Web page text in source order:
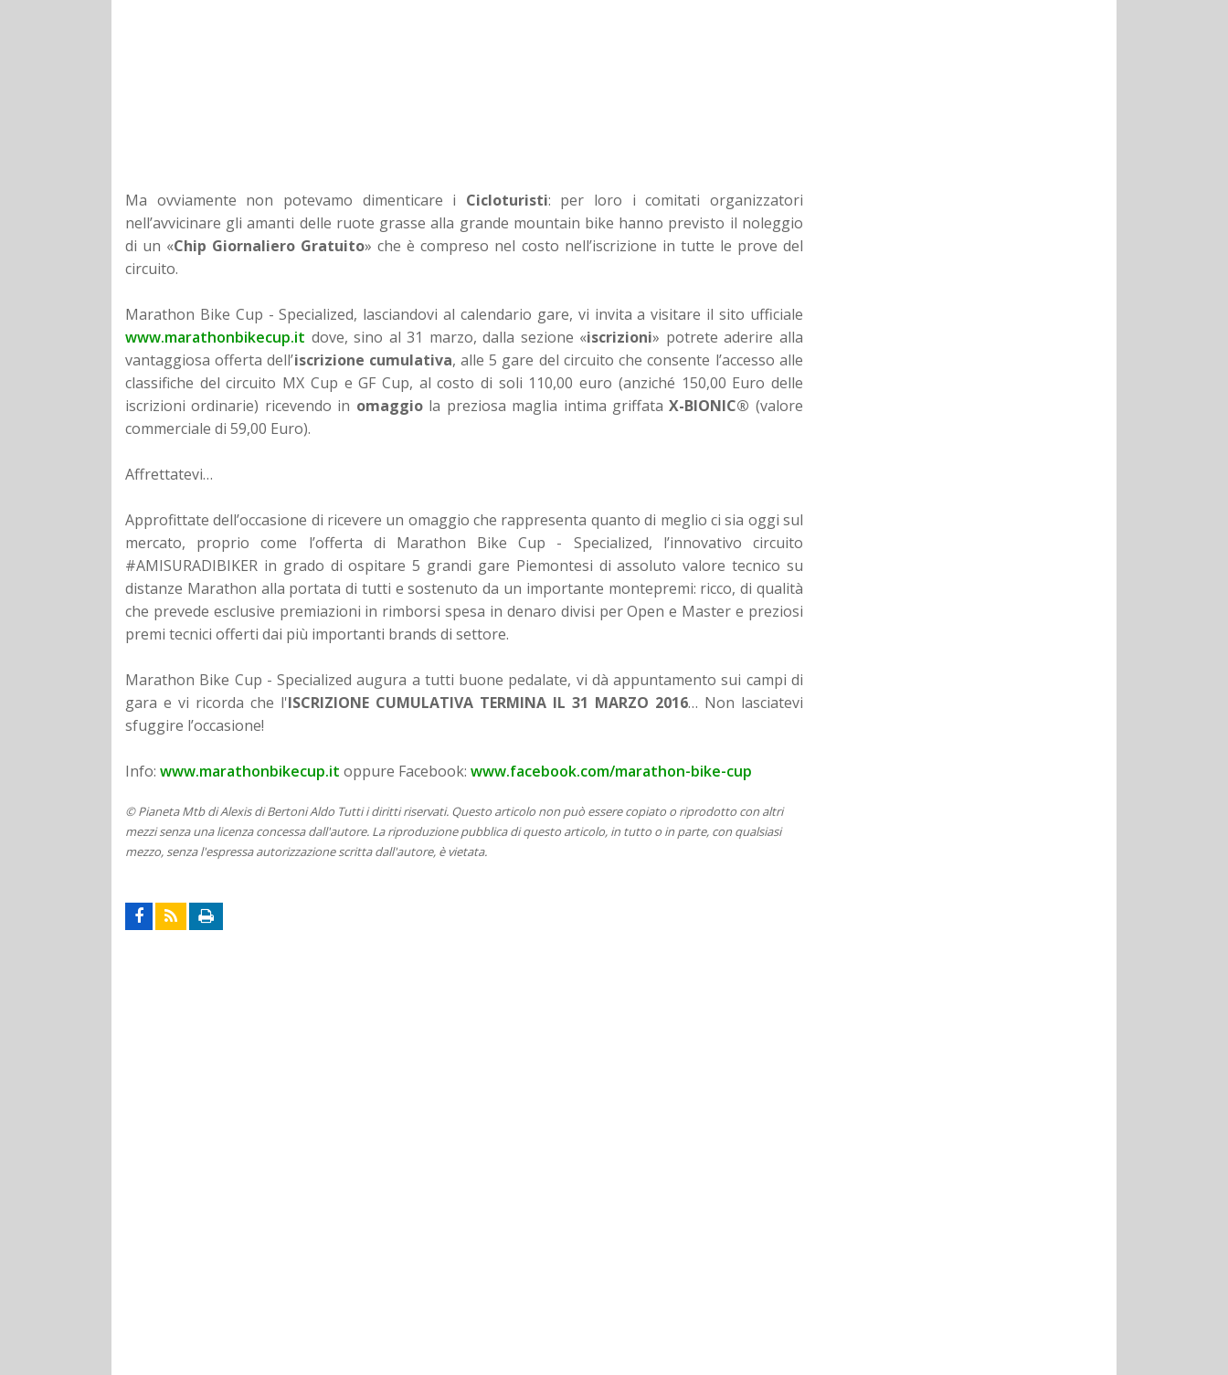
Ma ovviamente non potevamo dimenticare i Cicloturisti: per loro i comitati organizzatori
nell’avvicinare gli amanti delle ruote grasse alla grande mountain bike hanno previsto il noleggio
di un «Chip Giornaliero Gratuito» che è compreso nel costo nell’iscrizione in tutte le prove del
circuito.
Marathon Bike Cup - Specialized, lasciandovi al calendario gare, vi invita a visitare il sito ufficiale
www.marathonbikecup.it dove, sino al 31 marzo, dalla sezione «iscrizioni» potrete aderire alla
vantaggiosa offerta dell’iscrizione cumulativa, alle 5 gare del circuito che consente l’accesso alle
classifiche del circuito MX Cup e GF Cup, al costo di soli 110,00 euro (anziché 150,00 Euro delle
iscrizioni ordinarie) ricevendo in omaggiola preziosa maglia intima griffataX-BIONIC® (valore
commerciale di 59,00 Euro).
Affrettatevi…
Approfittate dell’occasione di ricevere un omaggio che rappresenta quanto di meglio ci sia oggi sul
mercato, proprio come l’offerta di Marathon Bike Cup - Specialized, l’innovativo circuito
#AMISURADIBIKER in grado di ospitare 5 grandi gare Piemontesi di assoluto valore tecnico su
distanze Marathon alla portata di tutti e sostenuto da un importante montepremi: ricco, di qualità
che prevede esclusive premiazioni in rimborsi spesa in denaro divisi per Open e Master e preziosi
premi tecnici offerti dai più importanti brands di settore.
Marathon Bike Cup - Specialized augura a tutti buone pedalate, vi dà appuntamento sui campi di
gara e vi ricorda che l'ISCRIZIONE CUMULATIVA TERMINA IL 31 MARZO 2016… Non lasciatevi
sfuggire l’occasione!
Info: www.marathonbikecup.it oppure Facebook: www.facebook.com/marathon-bike-cup
© Pianeta Mtb di Alexis di Bertoni Aldo Tutti i diritti riservati. Questo articolo non può essere copiato o riprodotto con altri
mezzi senza una licenza concessa dall'autore. La riproduzione pubblica di questo articolo, in tutto o in parte, con qualsiasi
mezzo, senza l'espressa autorizzazione scritta dall'autore, è vietata.